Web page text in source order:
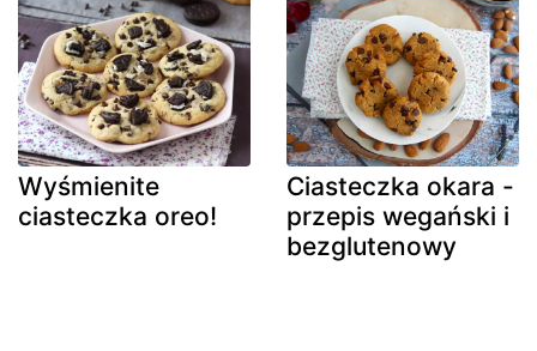
Wyśmienite
ciasteczka oreo!
Ciasteczka okara -
przepis wegański i
bezglutenowy